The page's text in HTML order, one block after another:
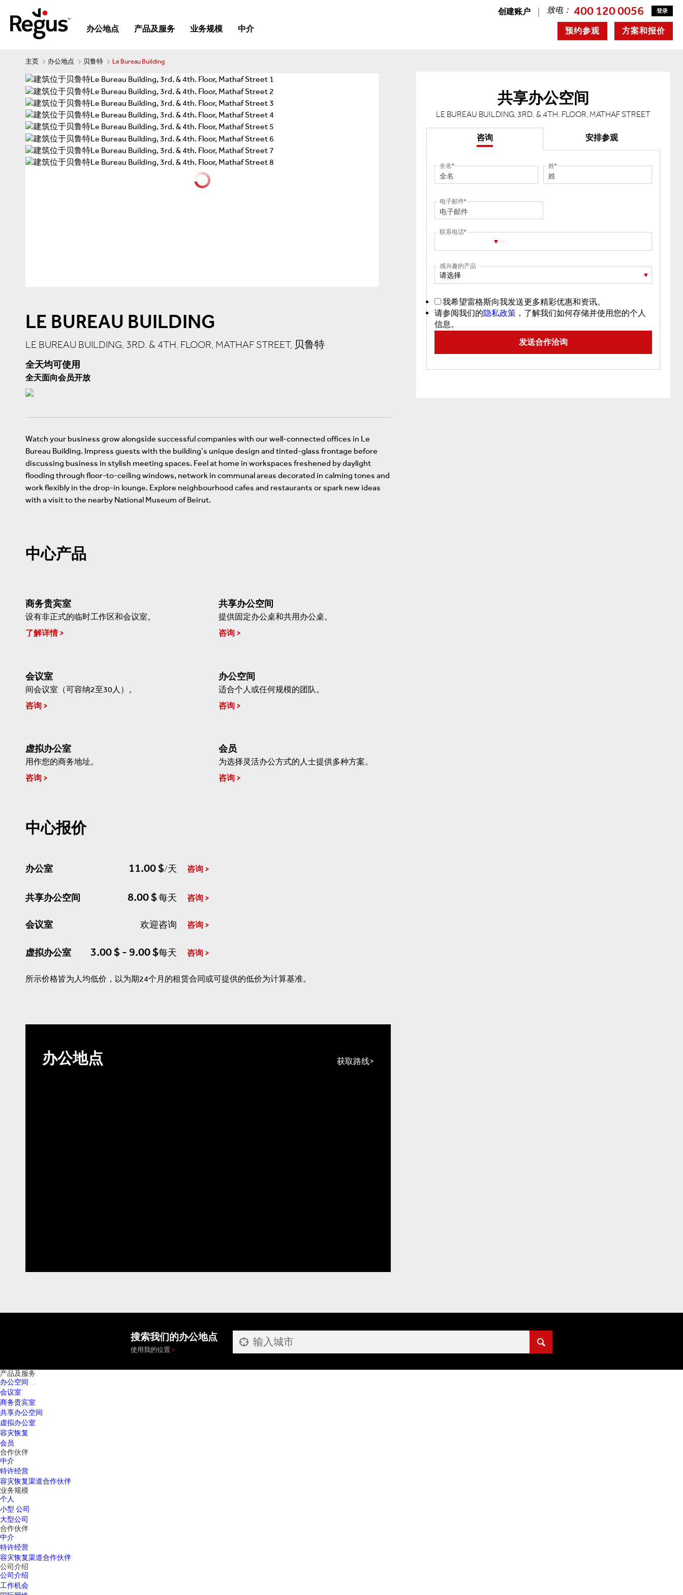
创建账户 致电： 400 120 0056 登录
方案和报价
预约参观
办公地点 产品及服务 业务规模 中介
主页 办公地点 贝鲁特 Le Bureau Building
LE BUREAU BUILDING
LE BUREAU BUILDING, 3RD. & 4TH. FLOOR, MATHAF STREET, 贝鲁特
全天均可使用
全天面向会员开放
Watch your business grow alongside successful companies with our well-connected offices in Le
Bureau Building. Impress guests with the building’s unique design and tinted-glass frontage before
discussing business in stylish meeting spaces. Feel at home in workspaces freshened by daylight
flooding through floor-to-ceiling windows, network in communal areas decorated in calming tones and
work flexibly in the drop-in lounge. Explore neighbourhood cafes and restaurants or spark new ideas
with a visit to the nearby National Museum of Beirut.
中心产品
商务贵宾室
设有非正式的临时工作区和会议室。
了解详情
共享办公空间
提供固定办公桌和共用办公桌。
咨询
会议室
间会议室（可容纳2至30人）。
咨询
办公空间
适合个人或任何规模的团队。
咨询
虚拟办公室
用作您的商务地址。
咨询
会员
为选择灵活办公方式的人士提供多种方案。
咨询
中心报价
办公室 11.00 $/天 咨询
共享办公空间 8.00 $每天 咨询
会议室 欢迎咨询 咨询
虚拟办公室 3.00 $ - 9.00 $每天 咨询
所示价格皆为人均低价，以为期24个月的租赁合同或可提供的低价为计算基准。
办公地点 获取路线
共享办公空间
LE BUREAU BUILDING, 3RD. & 4TH. FLOOR, MATHAF STREET
咨询 安排参观
全名 姓
电子邮件
联系电话
感兴趣的产品
请选择
我希望雷格斯向我发送更多精彩优惠和资讯。
请参阅我们的隐私政策 ，了解我们如何存储并使用您的个人
信息。
搜索我们的办公地点
使用我的位置
产品及服务
办公空间
会议室
商务贵宾室
共享办公空间
虚拟办公室
容灾恢复
会员
合作伙伴
中介
特许经营
容灾恢复渠道合作伙伴
业务规模
个人
小型 公司
大型公司
合作伙伴
中介
特许经营
容灾恢复渠道合作伙伴
公司介绍
公司介绍
工作机会